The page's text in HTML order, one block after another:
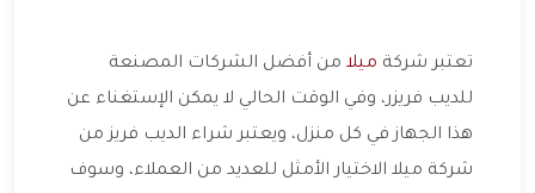
تعتبر شركة ميلا من أفضل الشركات المصنعة
للديب فريزر، وفي الوقت الحالي لا يمكن الإستغناء عن
هذا الجهاز في كل منزل، ويعتبر شراء الديب فريز من
شركة ميلا الاختيار الأمثل للعديد من العملاء، وسوف